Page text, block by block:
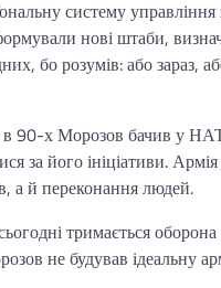
систему
нові штаби,
бо розумів: або
в 90-х Морозов бачив у
його ініціативи. Армія
а й переконання людей.
тримається
не будував ідеальну